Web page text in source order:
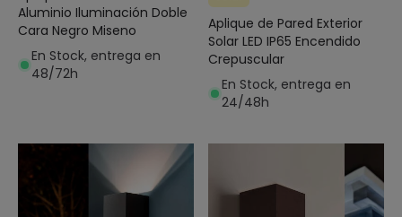
Aluminio Iluminación Doble
Cara Negro Miseno
En Stock, entrega en
48/72h
Aplique de Pared Exterior
Solar LED IP65 Encendido
Crepuscular
En Stock, entrega en
24/48h